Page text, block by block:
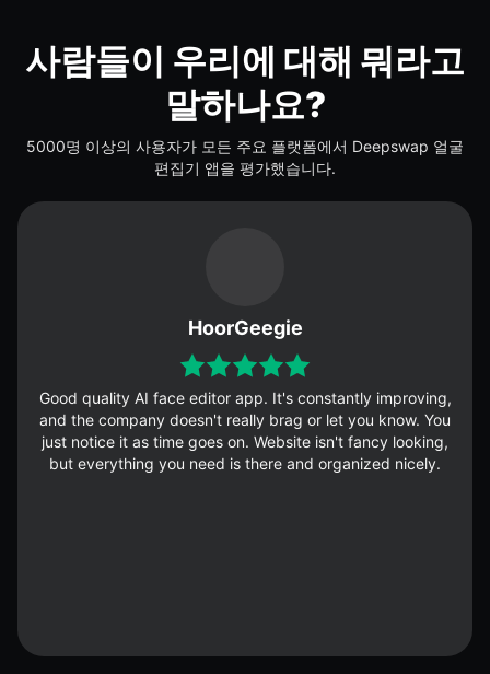
사람들이 우리에 대해 뭐라고
말하나요?
5000명 이상의 사용자가 모든 주요 플랫폼에서 Deepswap 얼굴
편집기 앱을 평가했습니다.
HoorGeegie
Good quality AI face editor app. It's constantly improving,
and the company doesn't really brag or let you know. You
just notice it as time goes on. Website isn't fancy looking,
but everything you need is there and organized nicely.